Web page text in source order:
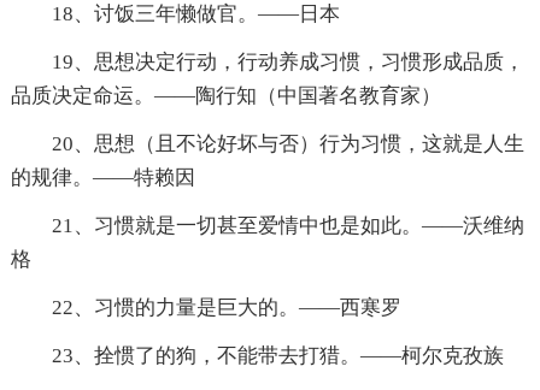
18、讨饭三年懒做官。——日本
19、思想决定行动，行动养成习惯，习惯形成品质，
品质决定命运。——陶行知（中国著名教育家）
20、思想（且不论好坏与否）行为习惯，这就是人生
的规律。——特赖因
21、习惯就是一切甚至爱情中也是如此。——沃维纳
格
22、习惯的力量是巨大的。——西寒罗
23、拴惯了的狗，不能带去打猎。——柯尔克孜族